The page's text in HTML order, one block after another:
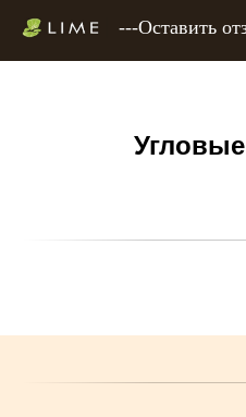
---Оставить